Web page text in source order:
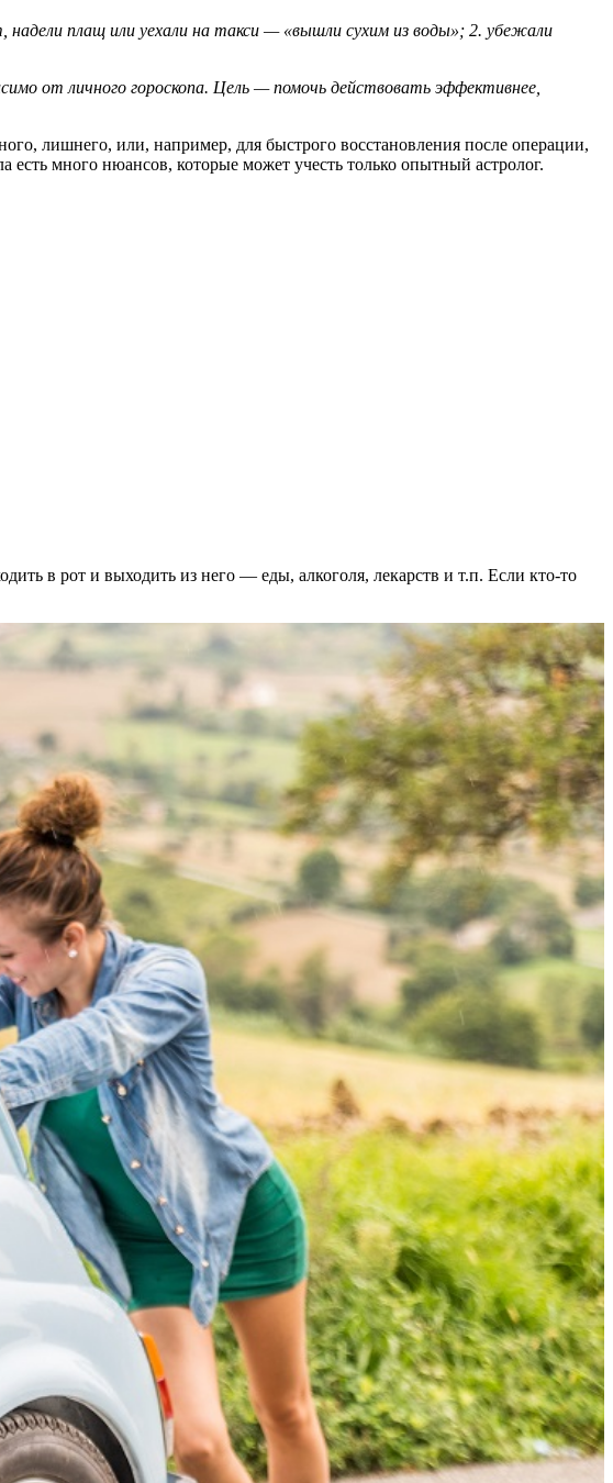
плащ или уехали на такси — «вышли сухим из воды»; 2. убежали
от личного гороскопа. Цель — помочь действовать эффективнее,
лишнего, или, например, для быстрого восстановления после операции,
много нюансов, которые может учесть только опытный астролог.
в рот и выходить из него — еды, алкоголя, лекарств и т.п. Если кто-то